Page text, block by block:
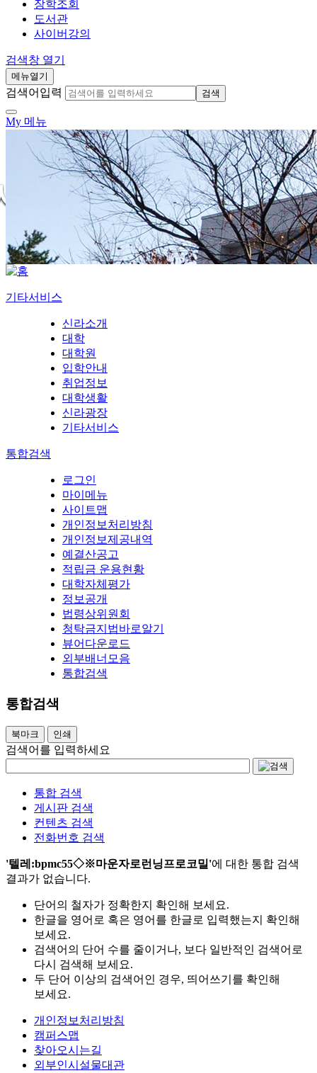
장학조회
도서관
사이버강의
검색창 열기
메뉴열기
검색어입력 검색
My 메뉴
기타서비스
신라소개
대학
대학원
입학안내
취업정보
대학생활
신라광장
기타서비스
통합검색
로그인
마이메뉴
사이트맵
개인정보처리방침
개인정보제공내역
예결산공고
적립금 운용현황
대학자체평가
정보공개
법령상위원회
청탁금지법바로알기
뷰어다운로드
외부배너모음
통합검색
통합검색
북마크 인쇄
검색어를 입력하세요
통합 검색
게시판 검색
컨텐츠 검색
전화번호 검색
'텔레:bpmc55◇※마운자로런닝프로코밀'에 대한 통합 검색
결과가 없습니다.
단어의 철자가 정확한지 확인해 보세요.
한글을 영어로 혹은 영어를 한글로 입력했는지 확인해
보세요.
검색어의 단어 수를 줄이거나, 보다 일반적인 검색어로
다시 검색해 보세요.
두 단어 이상의 검색어인 경우, 띄어쓰기를 확인해
보세요.
개인정보처리방침
캠퍼스맵
찾아오시는길
외부인시설물대관